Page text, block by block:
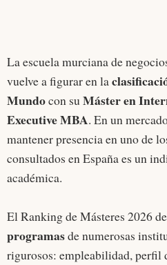
La escuela murciana de
vuelve a figurar en la
Mundocon suMáster en
Executive MBA. En un
mantener presencia en uno de
consultados en España es un
académica.
El Ranking de Másteres 2026
programasde numerosas
rigurosos: empleabilidad, perfil